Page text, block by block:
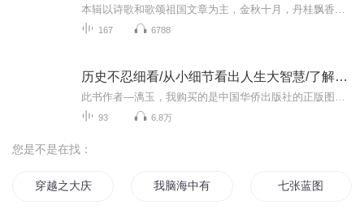
167 6788
历史不忍细看/从小细节看出人生大智慧/了解历史
93 6.8万
您是不是在找：
穿越之大庆帝国 我脑海中有张藏宝图 七张蓝图